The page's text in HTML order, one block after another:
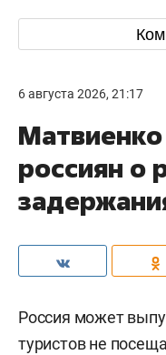
6 августа 2026, 21:17
россиян о
Россия может
туристов не